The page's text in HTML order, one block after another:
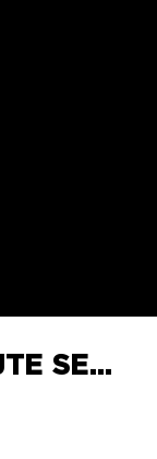
SE...